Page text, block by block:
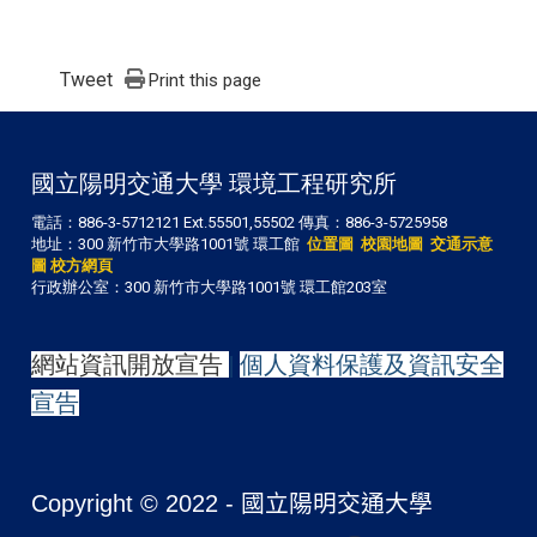
Tweet Print this page
國立陽明交通大學 環境工程研究所
電話：886-3-5712121 Ext.55501,55502 傳真：886-3-5725958
地址：300 新竹市大學路1001號 環工館 位置圖 校園地圖 交通示意
圖 校方網頁
行政辦公室：300 新竹市大學路1001號 環工館203室
網站資訊開放宣告
個人資料保護及資訊安全
宣告
Copyright © 2022 - 國立陽明交通大學